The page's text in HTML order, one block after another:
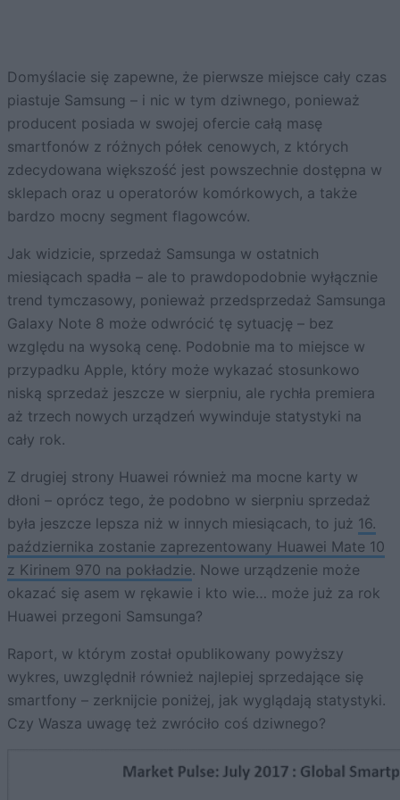
Domyślacie się zapewne, że pierwsze miejsce cały czas
piastuje Samsung – i nic w tym dziwnego, ponieważ
producent posiada w swojej ofercie całą masę
smartfonów z różnych półek cenowych, z których
zdecydowana większość jest powszechnie dostępna w
sklepach oraz u operatorów komórkowych, a także
bardzo mocny segment flagowców.
Jak widzicie, sprzedaż Samsunga w ostatnich
miesiącach spadła – ale to prawdopodobnie wyłącznie
trend tymczasowy, ponieważ przedsprzedaż Samsunga
Galaxy Note 8 może odwrócić tę sytuację – bez
względu na wysoką cenę. Podobnie ma to miejsce w
przypadku Apple, który może wykazać stosunkowo
niską sprzedaż jeszcze w sierpniu, ale rychła premiera
aż trzech nowych urządzeń wywinduje statystyki na
cały rok.
Z drugiej strony Huawei również ma mocne karty w
dłoni – oprócz tego, że podobno w sierpniu sprzedaż
była jeszcze lepsza niż w innych miesiącach, to już 16.
października zostanie zaprezentowany Huawei Mate 10
z Kirinem 970 na pokładzie. Nowe urządzenie może
okazać się asem w rękawie i kto wie… może już za rok
Huawei przegoni Samsunga?
Raport, w którym został opublikowany powyższy
wykres, uwzględnił również najlepiej sprzedające się
smartfony – zerknijcie poniżej, jak wyglądają statystyki.
Czy Wasza uwagę też zwróciło coś dziwnego?